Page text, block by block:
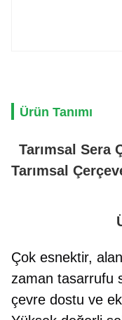
Ürün Tanımı
Tarımsal Sera
Tarımsal
Çok esnektir,
zaman tasarrufu
çevre dostu ve